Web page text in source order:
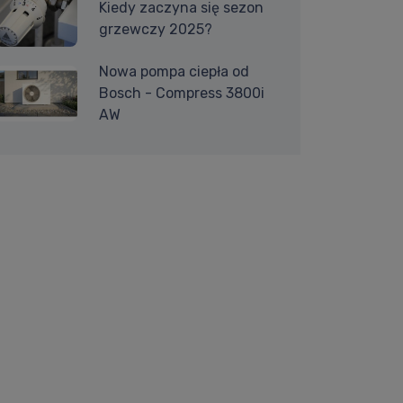
Kiedy zaczyna się sezon
grzewczy 2025?
Nowa pompa ciepła od
Bosch - Compress 3800i
AW